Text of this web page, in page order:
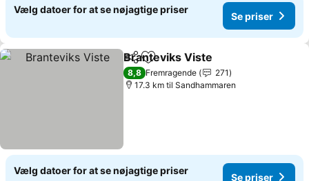
Vælg datoer for at se nøjagtige priser
Se priser
Del Føj til favoritter
Branteviks Viste
8,8 Fremragende
271
17.3 km til Sandhammaren
Vælg datoer for at se nøjagtige priser
Se priser